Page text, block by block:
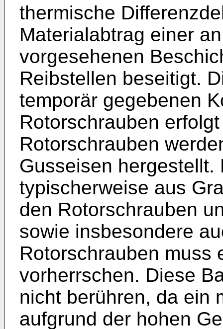
thermische
Materialabtrag einer
vorgesehenen
Reibstellen beseitigt.
temporär gegebenen
Rotorschrauben
Rotorschrauben
Gusseisen hergestellt.
typischerweise aus
den Rotorschrauben
sowie insbesondere
Rotorschrauben muss
vorherrschen. Diese
nicht berühren, da ein
aufgrund der hohen